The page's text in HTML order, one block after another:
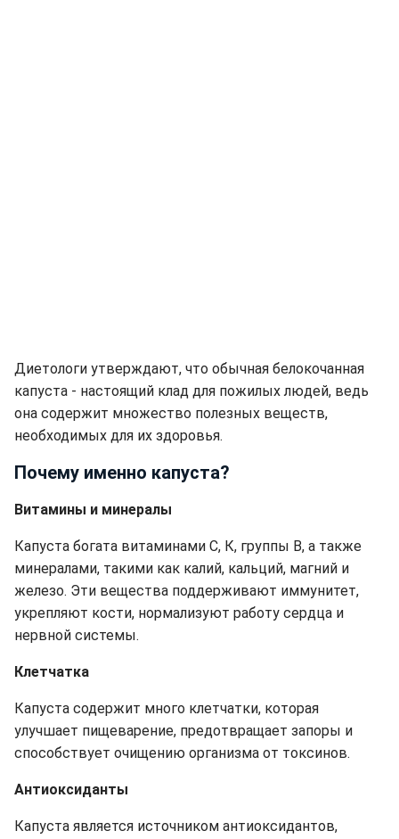
Диетологи утверждают, что обычная белокочанная
капуста - настоящий клад для пожилых людей, ведь
она содержит множество полезных веществ,
необходимых для их здоровья.
Почему именно капуста?
Витамины и минералы
Капуста богата витаминами С, К, группы В, а также
минералами, такими как калий, кальций, магний и
железо. Эти вещества поддерживают иммунитет,
укрепляют кости, нормализуют работу сердца и
нервной системы.
Клетчатка
Капуста содержит много клетчатки, которая
улучшает пищеварение, предотвращает запоры и
способствует очищению организма от токсинов.
Антиоксиданты
Капуста является источником антиоксидантов,